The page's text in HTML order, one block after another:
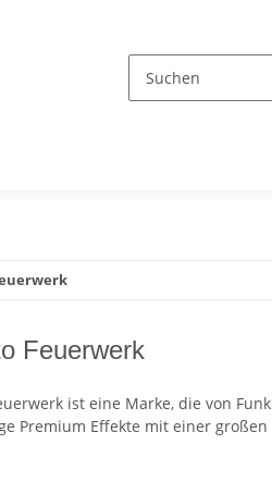
Feuerwerk
ist eine Marke, die von
Premium Effekte mit einer